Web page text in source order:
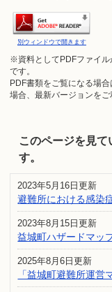
別ウィンドウで開きます
※資料としてPDFファイル
です。
PDF書類をご覧になる場合
場合、最新バージョンをご
このページを見て
す。
2023年5月16日更新
避難所における感染
2023年8月15日更新
益城町ハザードマッ
2025年8月6日更新
「益城町避難所運営